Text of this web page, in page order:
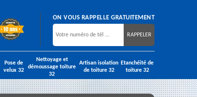
ON VOUS RAPPELLE GRATUITEMENT
Pose de
velux 32
Nettoyage et
démoussage toiture
32
Artisan isolation
de toiture 32
Etanchéité de
toiture 32